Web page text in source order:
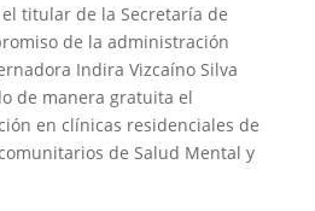
titular de la Secretaría de
de la administración
Indira Vizcaíno Silva
de manera gratuita el
en clínicas residenciales de
de Salud Mental y